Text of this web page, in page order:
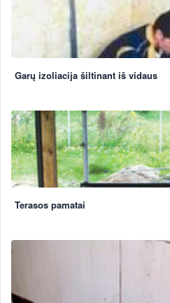
Garų izoliacija šiltinant iš vidaus
Terasos pamatai